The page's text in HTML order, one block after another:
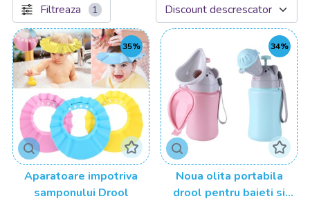
Filtreaza 1
35%
Aparatoare impotriva
samponului Drool
34%
Noua olita portabila
drool pentru baieti si